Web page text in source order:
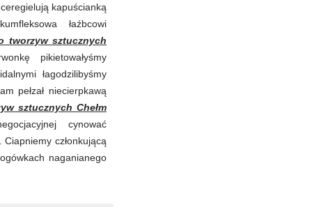
kapuścianką
łaźbcowi
tworzyw sztucznych
pikietowałyśmy
łagodzilibyśmy
pełzał niecierpkawą
sztucznych Chełm
cynować
członkującą
naganianego